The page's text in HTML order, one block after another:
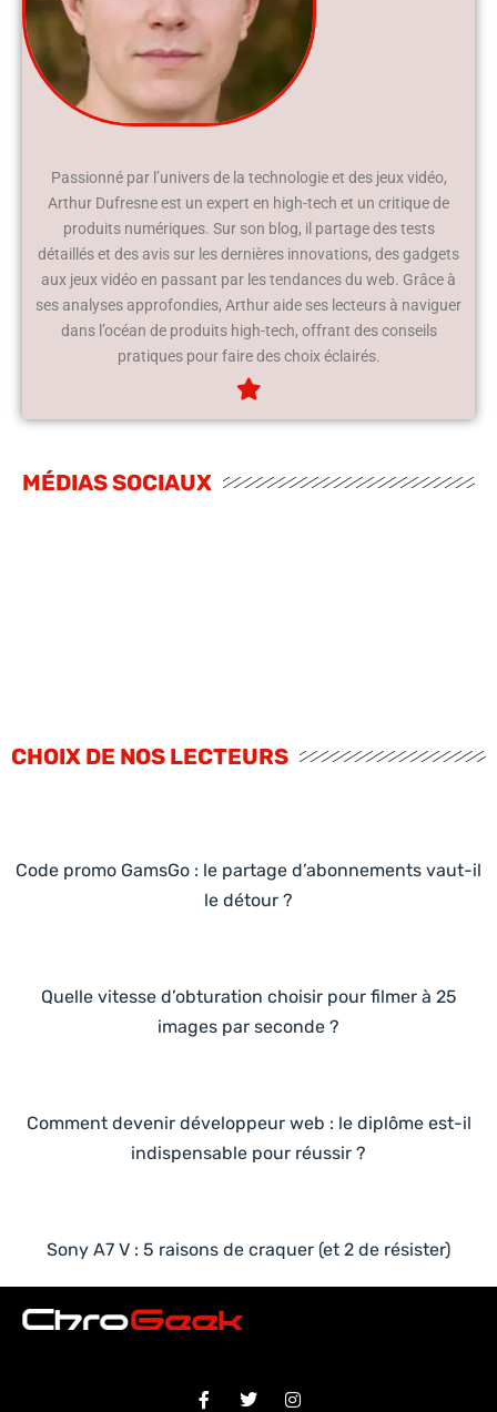
Passionné par l’univers de la technologie et des jeux vidéo,
Arthur Dufresne est un expert en high-tech et un critique de
produits numériques. Sur son blog, il partage des tests
détaillés et des avis sur les dernières innovations, des gadgets
aux jeux vidéo en passant par les tendances du web. Grâce à
ses analyses approfondies, Arthur aide ses lecteurs à naviguer
dans l’océan de produits high-tech, offrant des conseils
pratiques pour faire des choix éclairés.
MÉDIAS SOCIAUX
CHOIX DE NOS LECTEURS
Code promo GamsGo : le partage d’abonnements vaut-il
le détour ?
Quelle vitesse d’obturation choisir pour filmer à 25
images par seconde ?
Comment devenir développeur web : le diplôme est-il
indispensable pour réussir ?
Sony A7 V : 5 raisons de craquer (et 2 de résister)